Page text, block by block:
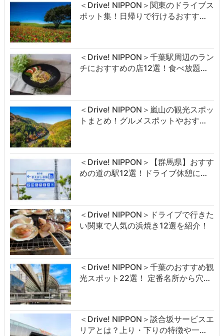
＜Drive! NIPPON＞関東のドライブス
ポット集！日帰りで行けるおすす…
＜Drive! NIPPON＞千葉駅周辺のラン
チにおすすめの店12選！食べ放題…
＜Drive! NIPPON＞嵐山の観光スポッ
トまとめ！グルメスポットやおす…
＜Drive! NIPPON＞【群馬県】おすす
めの道の駅12選！ドライブ休憩に…
＜Drive! NIPPON＞ドライブで行きた
い関東で人気の浜焼き12選を紹介！
＜Drive! NIPPON＞千葉のおすすめ観
光スポット22選！ 定番名所から穴…
＜Drive! NIPPON＞談合坂サービスエ
リアとは？上り・下りの特徴や一…